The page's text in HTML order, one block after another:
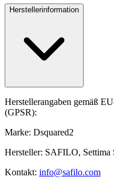
Herstellerinformation
Herstellerangaben gemäß
(GPSR):
Marke: Dsquared2
Hersteller: SAFILO, Settima
Kontakt: info@safilo.com